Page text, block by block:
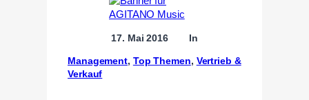
17. Mai 2016 In
Management, Top Themen, Vertrieb &
Verkauf